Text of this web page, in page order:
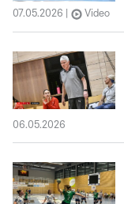
07.05.2026 Video
06.05.2026